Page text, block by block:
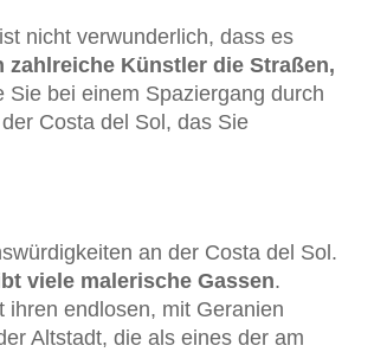
nicht verwunderlich, dass es
Künstler die Straßen,
Sie bei einem Spaziergang durch
Costa del Sol, das Sie
an der Costa del Sol.
viele malerische Gassen.
endlosen, mit Geranien
Altstadt, die als eines der am